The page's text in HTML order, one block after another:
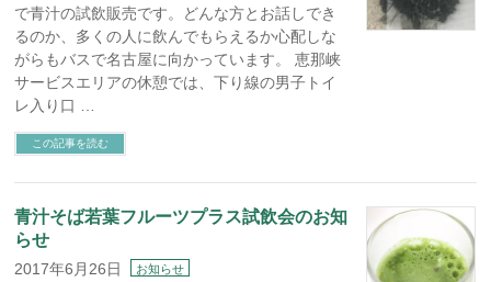
で青汁の試飲販売です。どんな方とお話しでき
るのか、多くの人に飲んでもらえるか心配しな
がらもバスで名古屋に向かっています。 恵那峡
サービスエリアの休憩では、下り線の男子トイ
レ入り口 …
この記事を読む
青汁そば若葉フルーツプラス試飲会のお知
らせ
2017年6月26日 お知らせ